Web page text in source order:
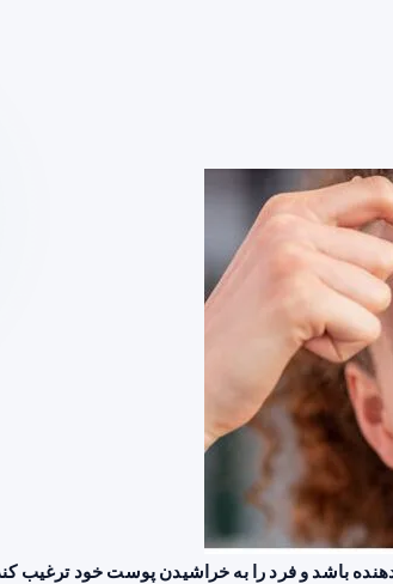
باشد و فرد را به خراشیدن پوست خود ترغیب